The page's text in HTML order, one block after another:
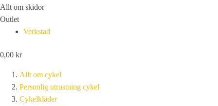
Allt om skidor
Outlet
Verkstad
0,00 kr
Allt om cykel
Personlig utrustning cykel
Cykelkläder